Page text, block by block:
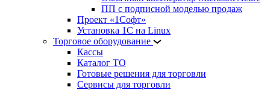
ПП с подписной моделью продаж
Проект «1Софт»
Установка 1С на Linux
Торговое оборудование
Кассы
Каталог ТО
Готовые решения для торговли
Сервисы для торговли